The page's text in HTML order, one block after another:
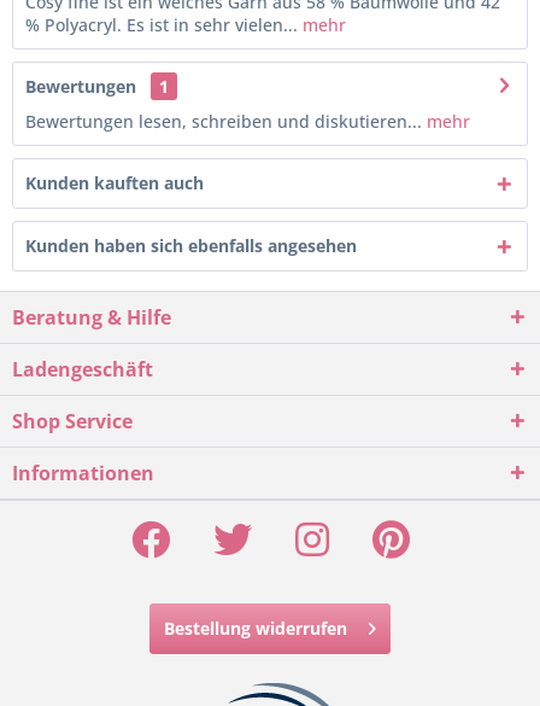
% Polyacryl. Es ist in sehr vielen... mehr
Bewertungen
1
Bewertungen lesen, schreiben und diskutieren... mehr
Kunden kauften auch
Kunden haben sich ebenfalls angesehen
Beratung & Hilfe
Ladengeschäft
Shop Service
Informationen
Bestellung widerrufen